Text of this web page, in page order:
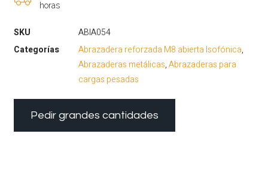
horas
SKU
ABIA054
Categorías
Abrazadera reforzada M8 abierta Isofónica,
Abrazaderas metálicas,Abrazaderas para
cargas pesadas
Pedir grandes cantidades